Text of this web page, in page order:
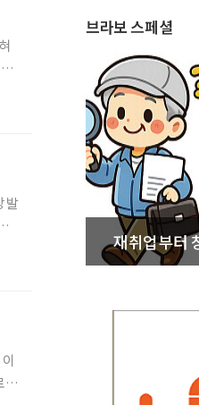
발
브라보 스페셜
재취업부터